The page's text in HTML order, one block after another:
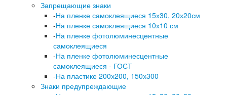
Запрещающие знаки
-На пленке самоклеящиеся 15х30, 20х20см
-На пленке самоклеящиеся 10х10 см
-На пленке фотолюминесцентные
самоклеящиеся
-На пленке фотолюминесцентные
самоклеящиеся - ГОСТ
-На пластике 200х200, 150х300
Знаки предупреждающие